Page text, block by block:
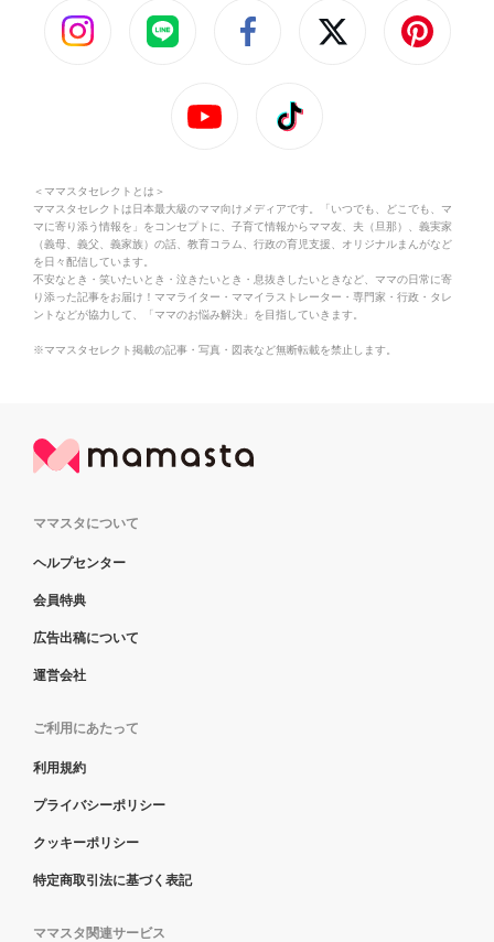
＜ママスタセレクトとは＞
ママスタセレクトは日本最大級のママ向けメディアです。「いつでも、どこでも、マ
マに寄り添う情報を」をコンセプトに、子育て情報からママ友、夫（旦那）、義実家
（義母、義父、義家族）の話、教育コラム、行政の育児支援、オリジナルまんがなど
を日々配信しています。
不安なとき・笑いたいとき・泣きたいとき・息抜きしたいときなど、ママの日常に寄
り添った記事をお届け！ママライター・ママイラストレーター・専門家・行政・タレ
ントなどが協力して、「ママのお悩み解決」を目指していきます。
※ママスタセレクト掲載の記事・写真・図表など無断転載を禁止します。
ママスタについて
ヘルプセンター
会員特典
広告出稿について
運営会社
ご利用にあたって
利用規約
プライバシーポリシー
クッキーポリシー
特定商取引法に基づく表記
ママスタ関連サービス